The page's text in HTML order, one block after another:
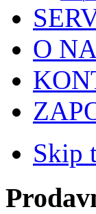
O
Skip